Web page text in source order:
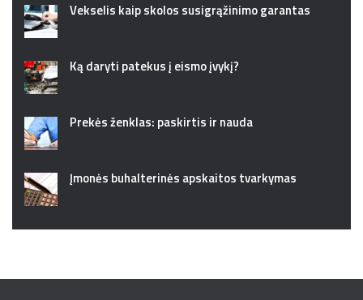
Vekselis kaip skolos susigrąžinimo garantas
Ką daryti patekus į eismo įvykį?
Prekės ženklas: paskirtis ir nauda
Įmonės buhalterinės apskaitos tvarkymas